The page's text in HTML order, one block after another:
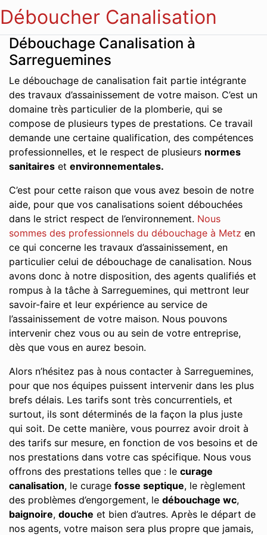
Déboucher Canalisation
Débouchage Canalisation à
Sarreguemines
Le débouchage de canalisation fait partie intégrante
des travaux d’assainissement de votre maison. C’est un
domaine très particulier de la plomberie, qui se
compose de plusieurs types de prestations. Ce travail
demande une certaine qualification, des compétences
professionnelles, et le respect de plusieurs normes
sanitaires et environnementales.
C’est pour cette raison que vous avez besoin de notre
aide, pour que vos canalisations soient débouchées
dans le strict respect de l’environnement. Nous
sommes des professionnels du débouchage à Metz en
ce qui concerne les travaux d’assainissement, en
particulier celui de débouchage de canalisation. Nous
avons donc à notre disposition, des agents qualifiés et
rompus à la tâche à Sarreguemines, qui mettront leur
savoir-faire et leur expérience au service de
l’assainissement de votre maison. Nous pouvons
intervenir chez vous ou au sein de votre entreprise,
dès que vous en aurez besoin.
Alors n’hésitez pas à nous contacter à Sarreguemines,
pour que nos équipes puissent intervenir dans les plus
brefs délais. Les tarifs sont très concurrentiels, et
surtout, ils sont déterminés de la façon la plus juste
qui soit. De cette manière, vous pourrez avoir droit à
des tarifs sur mesure, en fonction de vos besoins et de
nos prestations dans votre cas spécifique. Nous vous
offrons des prestations telles que : le curage
canalisation, le curage fosse septique, le règlement
des problèmes d’engorgement, le débouchage wc,
baignoire, douche et bien d’autres. Après le départ de
nos agents, votre maison sera plus propre que jamais,